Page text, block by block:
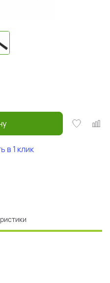
в 1 клик